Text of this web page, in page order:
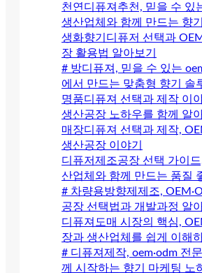
천연디퓨져추천, 믿을 수 있
생산업체와 함께 만드는 향
생화향기디퓨저 선택과
장 활용법 알아보기
# 방디퓨져, 믿을 수 있는
에서 만드는 맞춤형 향기 솔
명품디퓨져 선택과 제작 이
생산공장 노하우를 함께 알
매장디퓨져 선택과 제작,
생산공장 이야기
디퓨저제조공장 선택 가이
산업체와 함께 만드는 품질
# 차량용방향제제조,
공장 선택법과 개발과정 알
디퓨져도매 시장의 핵심,
장과 생산업체를 쉽게 이해하
# 디퓨져제작, oem·odm 전
께 시작하는 향기 마케팅 노